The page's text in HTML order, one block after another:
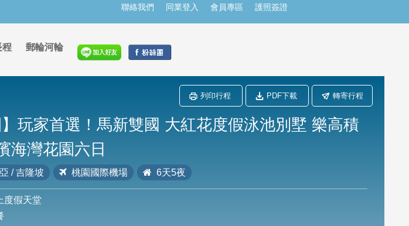
聯絡我們 同業登入 會員專區 護照簽證
程 郵輪河輪
列印行程 PDF下載 轉寄行程
】玩家首選！馬新雙國 大紅花度假泳池別墅 樂高積
海灣花園六日
/ 吉隆坡 桃園國際機場 6天5夜
度假天堂